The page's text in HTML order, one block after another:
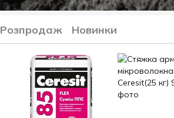
Розпродаж Новинки